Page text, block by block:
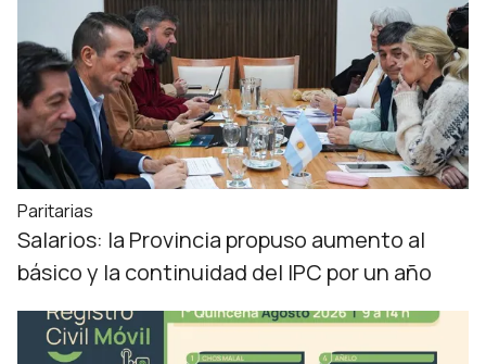
Paritarias
Salarios: la Provincia propuso aumento al
básico y la continuidad del IPC por un año